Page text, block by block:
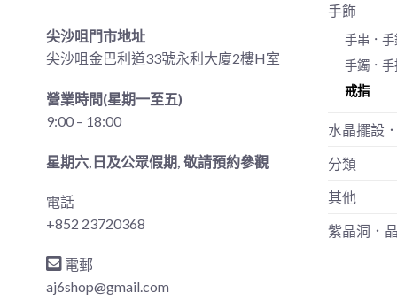
尖沙咀門市地址
尖沙咀金巴利道33號永利大廈2樓H室
營業時間(星期一至五)
9:00 – 18:00
星期六,日及公眾假期, 敬請預約參觀
電話
+852 23720368
電郵
aj6shop@gmail.com
手飾
手串．手
手鐲．手
戒指
水晶擺設
分類
其他
紫晶洞．